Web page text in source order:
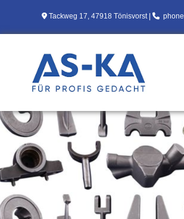
 Tackweg 17, 47918 Tönisvorst |  phone